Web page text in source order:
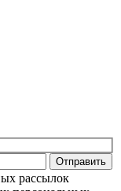
Отправить
рассылок